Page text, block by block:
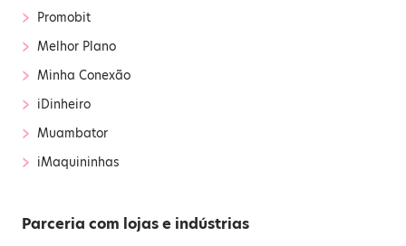
› Promobit
› Melhor Plano
› Minha Conexão
› iDinheiro
› Muambator
› iMaquininhas
Parceria com lojas e indústrias